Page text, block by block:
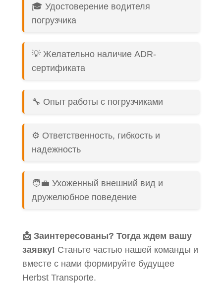
🎓 Удостоверение водителя
погрузчика
💡 Желательно наличие ADR-
сертификата
🔧 Опыт работы с погрузчиками
⚙️ Ответственность, гибкость и
надежность
🧑‍💼 Ухоженный внешний вид и
дружелюбное поведение
📩 Заинтересованы? Тогда ждем вашу
заявку! Станьте частью нашей команды и
вместе с нами формируйте будущее
Herbst Transporte.